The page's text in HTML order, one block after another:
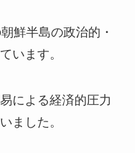
鮮半島の政治的・
います。
による経済的圧力
ました。